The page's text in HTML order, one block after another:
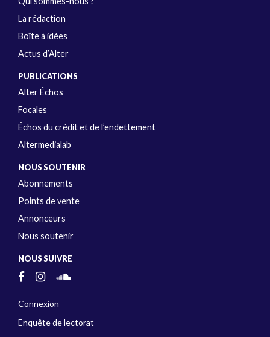
La rédaction
Boîte à idées
Actus d’Alter
PUBLICATIONS
Alter Échos
Focales
Échos du crédit et de l’endettement
Altermedialab
NOUS SOUTENIR
Abonnements
Points de vente
Annonceurs
Nous soutenir
NOUS SUIVRE
Connexion
Enquête de lectorat